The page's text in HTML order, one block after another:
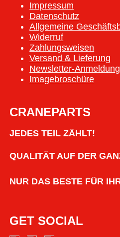
Impressum
Datenschutz
Allgemeine
Widerruf
Zahlungsweisen
Versand & Lieferung
Newsletter-Anmeldung
Imagebroschüre
CRANEPARTS
JEDES TEIL ZÄHLT!
QUALITÄT AUF DER
NUR DAS BESTE FÜR
GET SOCIAL